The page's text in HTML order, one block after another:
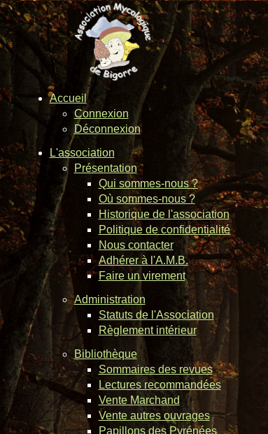
Accueil
Connexion
Déconnexion
L'association
Présentation
Qui sommes-nous ?
Où sommes-nous ?
Historique de l'association
Politique de confidentialité
Nous contacter
Adhérer à l'A.M.B.
Faire un virement
Administration
Statuts de l'Association
Règlement intérieur
Bibliothèque
Sommaires des revues
Lectures recommandées
Vente Marchand
Vente autres ouvrages
Papillons des Pyrénées